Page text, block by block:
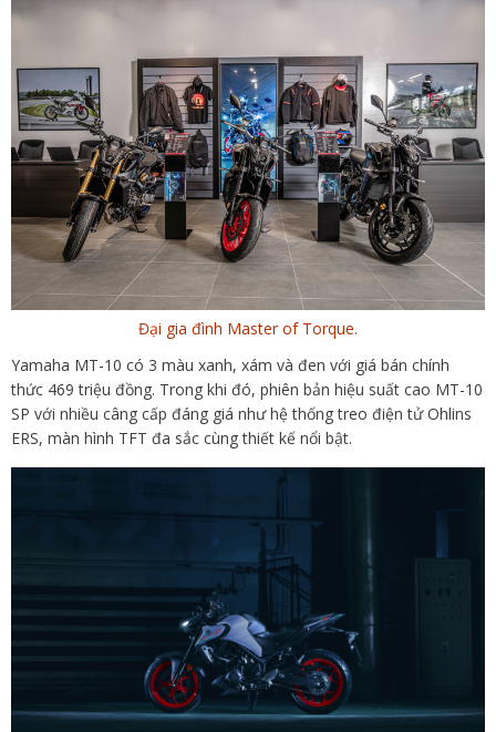
Đại gia đình Master of Torque.
Yamaha MT-10 có 3 màu xanh, xám và đen với giá bán chính
thức 469 triệu đồng. Trong khi đó, phiên bản hiệu suất cao MT-10
SP với nhiều câng cấp đáng giá như hệ thống treo điện tử Ohlins
ERS, màn hình TFT đa sắc cùng thiết kế nổi bật.